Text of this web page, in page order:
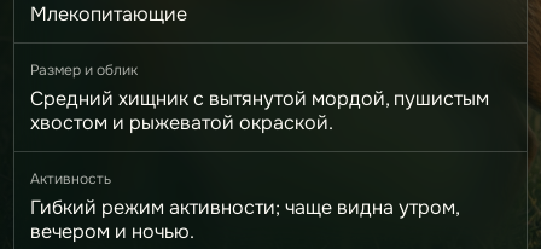
Млекопитающие
Размер и облик
Средний хищник с вытянутой мордой, пушистым
хвостом и рыжеватой окраской.
Активность
Гибкий режим активности; чаще видна утром,
вечером и ночью.